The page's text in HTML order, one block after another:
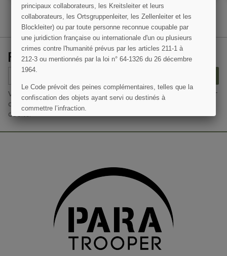
(7 avis)
RECEVEZ NOS OFFRES SPÉCIALES
Vous pouvez vous désinscrire à tout moment. Vous trouverez pour
cela nos informations de contact dans les conditions d'utilisation
du site.
principaux collaborateurs, les Kreitsleiter et leurs
collaborateurs, les Ortsgruppenleiter, les Zellenleiter et les
Blockleiter) ou par toute personne reconnue coupable par
une juridiction française ou internationale d'un ou plusieurs
crimes contre l'humanité prévus par les articles 211-1 à
212-3 ou mentionnés par la loi n° 64-1326 du 26 décembre
1964.
Le Code prévoit des peines complémentaires, telles que la
confiscation des objets ayant servi ou destinés à
commettre l’infraction.
J'AI COMPRIS